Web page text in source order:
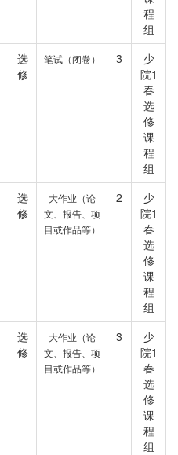
程
组
选
修
笔试（闭卷） 3
少
院1
春
选
修
课
程
组
选
修
大作业（论
文、报告、项
目或作品等）
2
少
院1
春
选
修
课
程
组
选
修
大作业（论
文、报告、项
目或作品等）
3
少
院1
春
选
修
课
程
组